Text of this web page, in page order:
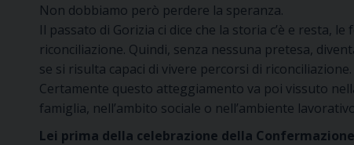
Non dobbiamo però perdere la speranza.
Il passato di Gorizia ci dice che la storia c’è e resta,
riconciliazione. Quindi, senza nessuna pretesa,
se si risulta capaci di vivere percorsi di riconciliazione.
Certamente questo atteggiamento va poi vissuto
famiglia, nell’ambito sociale o nell’ambiente
Lei prima della celebrazione della